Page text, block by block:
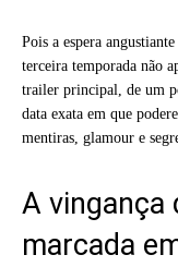
Pois a espera
terceira temporada não
trailer principal, de um
data exata em que
mentiras, glamour e
A vingança
marcada